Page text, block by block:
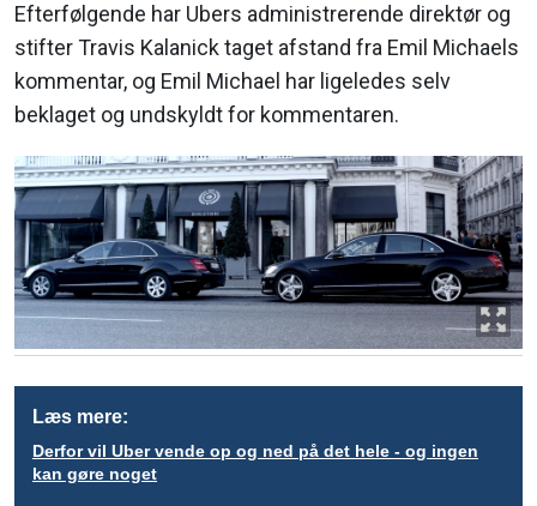
Efterfølgende har Ubers administrerende direktør og
stifter Travis Kalanick taget afstand fra Emil Michaels
kommentar, og Emil Michael har ligeledes selv
beklaget og undskyldt for kommentaren.
Læs mere:
Derfor vil Uber vende op og ned på det hele - og ingen
kan gøre noget